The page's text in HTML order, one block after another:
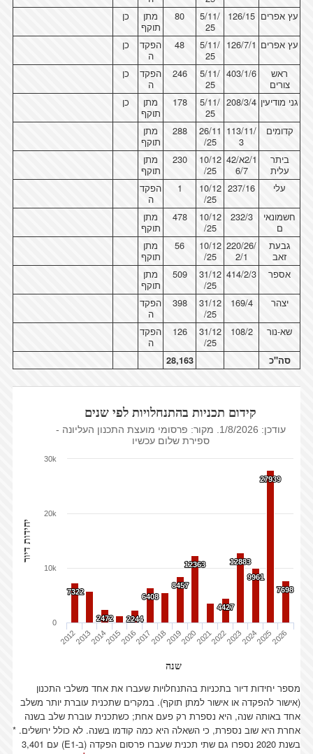
עץ אפרים 126/15
5/11/
25
80
מתן
תוקף
כן
עץ אפרים 126/7/1
5/11/
25
48
הפקד
ה
כן
ראש
צורים
403/1/6
5/11/
25
246
הפקד
ה
כן
גני מודיעין 208/3/4
5/11/
25
178
מתן
תוקף
כן
קדומים
113/11/
3
26/11
/25
288
מתן
תוקף
ביתר
עלית
2/1א/42
6/7
10/12
/25
230
מתן
תוקף
עלי
237/16
10/12
/25
1
הפקד
ה
חשמונאי
ם
232/3
10/12
/25
478
מתן
תוקף
גבעת
זאב
220/26/
2/1
10/12
/25
56
מתן
תוקף
אספר
414/2/3
31/12
/25
509
מתן
תוקף
יצהר
169/4
31/12
/25
398
הפקד
ה
שא-נור
108/2
31/12
/25
126
הפקד
ה
סה"כ 28,163
שנה
יחידות דיור
7322
7322
2472
2472 2244
2244
6408
6408
8457
8457
12363
12363
4427
4427
12883
12883
9961
9961
27939
27939
7698
7698
קידום תכניות בהתנחלויות לפי שנים
עודכן: 1/8/2026. מקור: פרסומי מועצת התכנון העליונה -
ספירת שלום עכשיו
201220132014201520162017201820192020202120222023202420252026
0
10k
20k
30k
מספר יחידות דיור בתכניות בהתנחלויות שעברו את אחד משלבי התכנון
(אישור להפקדה או אישור למתן תוקף). במקרים שתכנית עוברת יותר משלב
אחד באותה שנה, היא נספרת רק פעם אחת; כשתכנית עוברת שלב בשנה
אחרת היא שוב נספרת, כי השאלה היא כמה קודמו בשנה. לא כולל ירושלים. *
בשנת 2020 נספרו גם שתי תכנית שעברו פרסום הפקדה (ב-E1) עם 3,401